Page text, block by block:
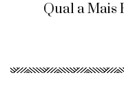
Qual a Mais